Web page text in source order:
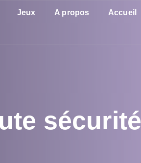
Jeux A propos Accueil
sécurité